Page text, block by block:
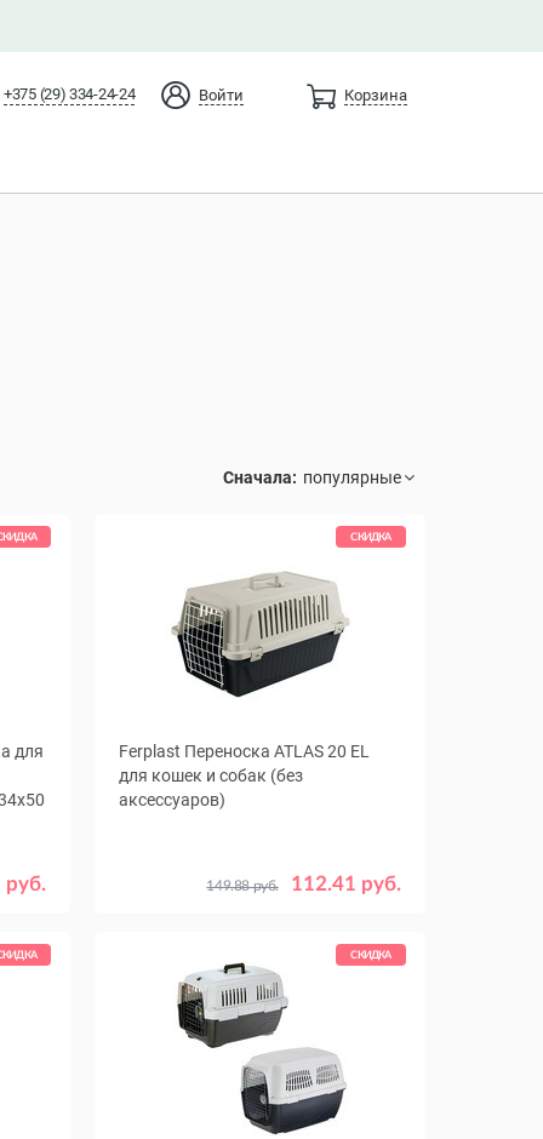
+375 (29) 334-24-24 Войти Корзина
Сначала:
для
руб.
СКИДКА
Ferplast Переноска ATLAS 20 EL
для кошек и собак (без
аксессуаров)
112.41 руб.
149.88 руб.
СКИДКА